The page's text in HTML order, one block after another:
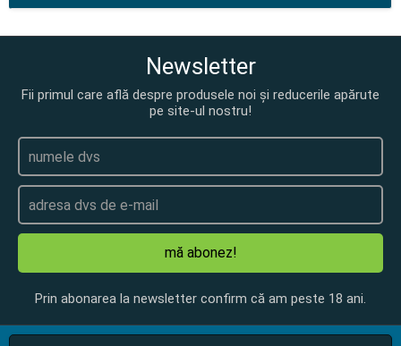
Newsletter
Fii primul care află despre produsele noi și reducerile apărute
pe site-ul nostru!
mă abonez!
Prin abonarea la newsletter confirm că am peste 18 ani.